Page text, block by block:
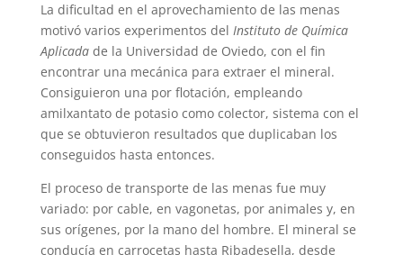
La dificultad en el aprovechamiento de las menas
motivó varios experimentos del Instituto de Química
Aplicadade la Universidad de Oviedo, con el fin
encontrar una mecánica para extraer el mineral.
Consiguieron una por flotación, empleando
amilxantato de potasio como colector, sistema con el
que se obtuvieron resultados que duplicaban los
conseguidos hasta entonces.
El proceso de transporte de las menas fue muy
variado: por cable, en vagonetas, por animales y, en
sus orígenes, por la mano del hombre. El mineral se
conducía en carrocetas hasta Ribadesella, desde